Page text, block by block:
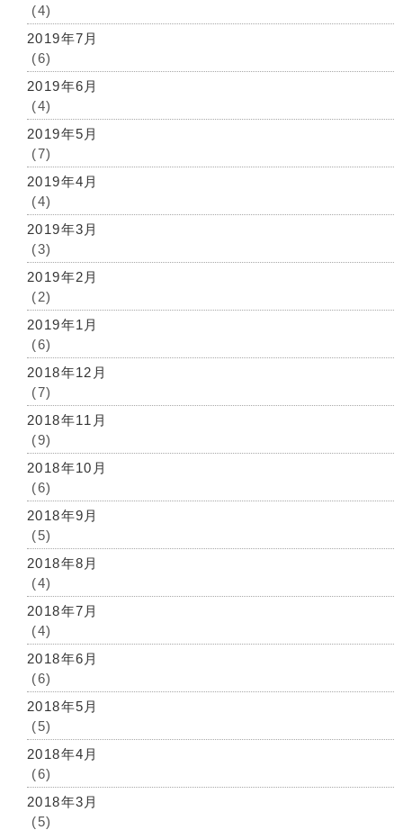
(4)
2019年7月
(6)
2019年6月
(4)
2019年5月
(7)
2019年4月
(4)
2019年3月
(3)
2019年2月
(2)
2019年1月
(6)
2018年12月
(7)
2018年11月
(9)
2018年10月
(6)
2018年9月
(5)
2018年8月
(4)
2018年7月
(4)
2018年6月
(6)
2018年5月
(5)
2018年4月
(6)
2018年3月
(5)